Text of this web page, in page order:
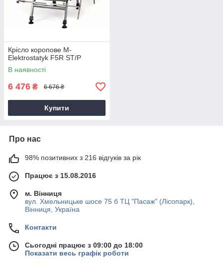
Крісло коропове M-
Elektrostatyk F5R ST/P
В наявності
6 476 ₴ 6 676 ₴
Купити
Про нас
98% позитивних з 216 відгуків за рік
Працює з 15.08.2016
м. Вінниця
вул. Хмельницьке шосе 75 б ТЦ "Пасаж" (Лісопарк),
Вінниця, Україна
Контакти
Сьогодні працює з 09:00 до 18:00
Показати весь графік роботи